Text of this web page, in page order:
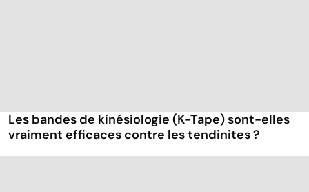
Les bandes de kinésiologie (K-Tape) sont-elles
vraiment efficaces contre les tendinites ?